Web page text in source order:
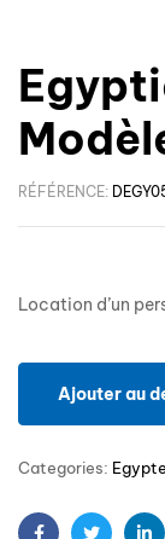
RÉFÉRENCE:
Location d’un
Ajouter au
Categories: Egypte